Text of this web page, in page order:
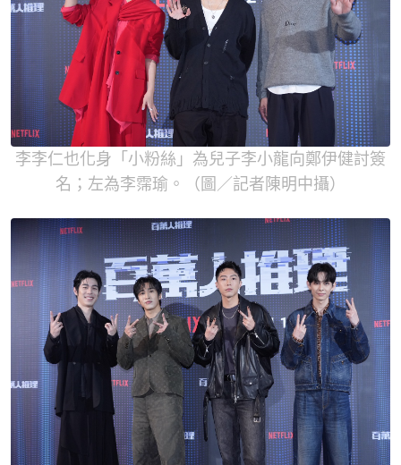
李李仁也化身「小粉絲」為兒子李小龍向鄭伊健討簽
名；左為李霈瑜。（圖／記者陳明中攝）